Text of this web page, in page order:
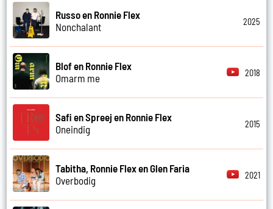
Russo en Ronnie Flex
Nonchalant
2025
Blof en Ronnie Flex
Omarm me
2018
Safi en Spreej en Ronnie Flex
Oneindig
2015
Tabitha, Ronnie Flex en Glen Faria
Overbodig
2021